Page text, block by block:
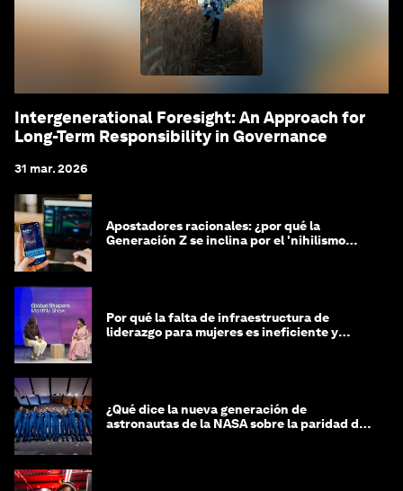
Intergenerational Foresight: An Approach for
Long-Term Responsibility in Governance
31 mar. 2026
Apostadores racionales: ¿por qué la
Generación Z se inclina por el 'nihilismo
Por qué la falta de infraestructura de
liderazgo para mujeres es ineficiente y
¿Qué dice la nueva generación de
astronautas de la NASA sobre la paridad de